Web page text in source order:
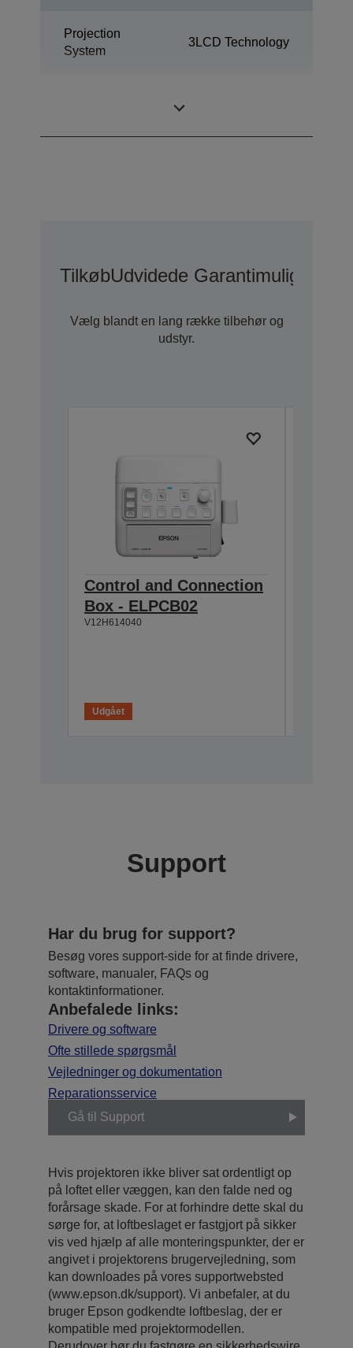
Projection
System
3LCD Technology
TilkøbUdvidede
Vælg blandt en lang række tilbehør og
udstyr.
Control and Connection
Box - ELPCB02
V12H614040
Udgået
Support
Har du brug for support?
Besøg vores support-side for at finde drivere,
software, manualer, FAQs og
kontaktinformationer.
Anbefalede links:
Drivere og software
Ofte stillede spørgsmål
Vejledninger og dokumentation
Reparationsservice
Gå til Support
Hvis projektoren ikke bliver sat ordentligt op
på loftet eller væggen, kan den falde ned og
forårsage skade. For at forhindre dette skal du
sørge for, at loftbeslaget er fastgjort på sikker
vis ved hjælp af alle monteringspunkter, der er
angivet i projektorens brugervejledning, som
kan downloades på vores supportwebsted
(www.epson.dk/support). Vi anbefaler, at du
bruger Epson godkendte loftbeslag, der er
kompatible med projektormodellen.